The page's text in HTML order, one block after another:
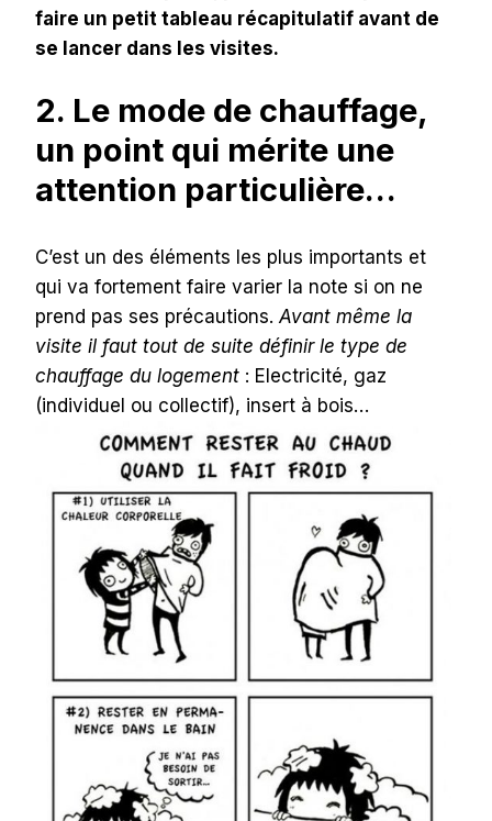
faire un petit tableau récapitulatif avant de
se lancer dans les visites.
2. Le mode de chauffage,
un point qui mérite une
attention particulière…
C’est un des éléments les plus importants et
qui va fortement faire varier la note si on ne
prend pas ses précautions. Avant même la
visite il faut tout de suite définir le type de
chauffage du logement : Electricité, gaz
(individuel ou collectif), insert à bois…